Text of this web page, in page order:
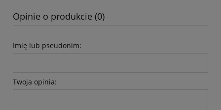
Opinie o produkcie (0)
Imię lub pseudonim:
Twoja opinia: